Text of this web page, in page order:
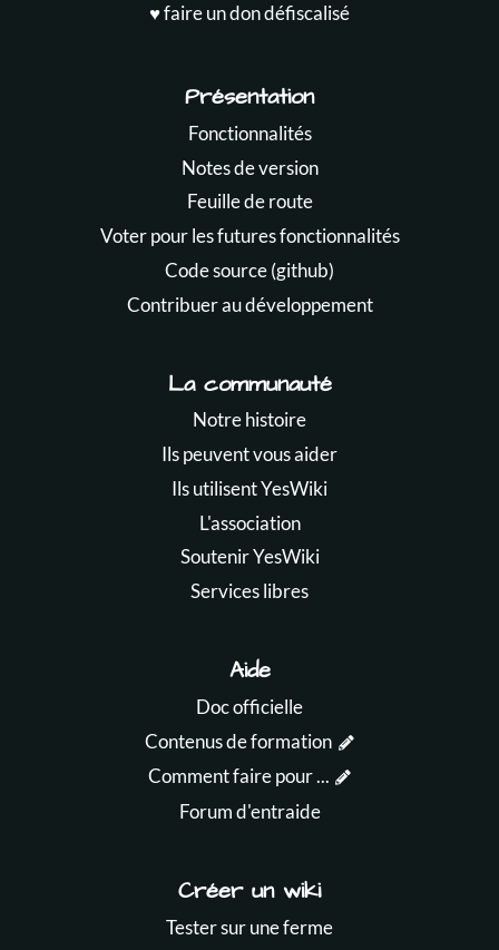
♥️ faire un don défiscalisé
Présentation
Fonctionnalités
Notes de version
Feuille de route
Voter pour les futures fonctionnalités
Code source (github)
Contribuer au développement
La communauté
Notre histoire
Ils peuvent vous aider
Ils utilisent YesWiki
L'association
Soutenir YesWiki
Services libres
Aide
Doc officielle
Contenus de formation
Comment faire pour ...
Forum d'entraide
Créer un wiki
Tester sur une ferme